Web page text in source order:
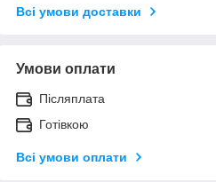
Всі умови доставки
Умови оплати
Післяплата
Готівкою
Всі умови оплати